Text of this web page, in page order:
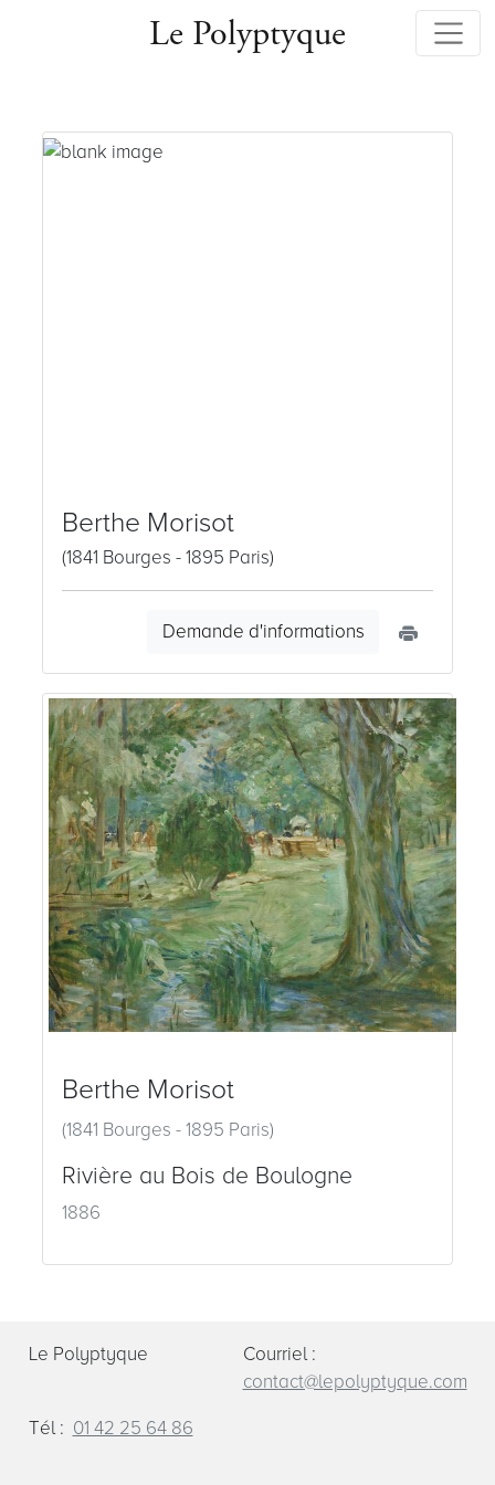
Le Polyptyque
Berthe Morisot
(1841 Bourges - 1895 Paris)
Demande d'informations
Berthe Morisot
(1841 Bourges - 1895 Paris)
Rivière au Bois de Boulogne
1886
Le Polyptyque
Courriel :
contact@lepolyptyque.com
Tél : 01 42 25 64 86